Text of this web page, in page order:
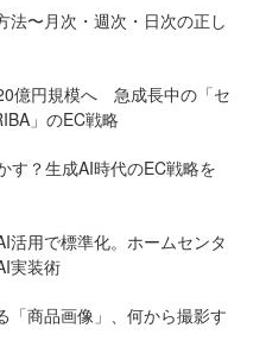
法〜月次・週次・日次の正し
億円規模へ 急成長中の「セ
」のEC戦略
す？生成AI時代のEC戦略を
活用で標準化。ホームセンタ
実装術
「商品画像」、何から撮影す